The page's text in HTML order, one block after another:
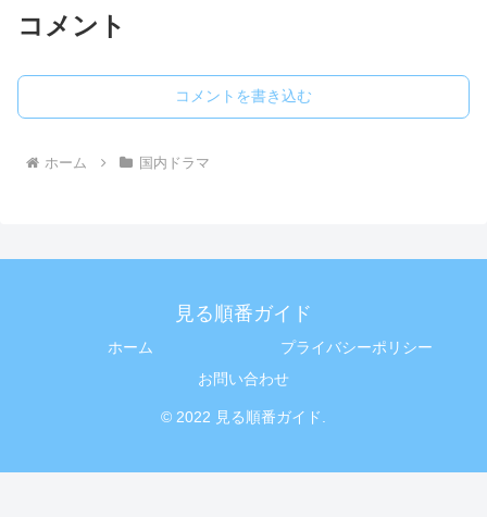
コメント
コメントを書き込む
ホーム 国内ドラマ
見る順番ガイド
ホーム
プライバシーポリシー
お問い合わせ
© 2022 見る順番ガイド.